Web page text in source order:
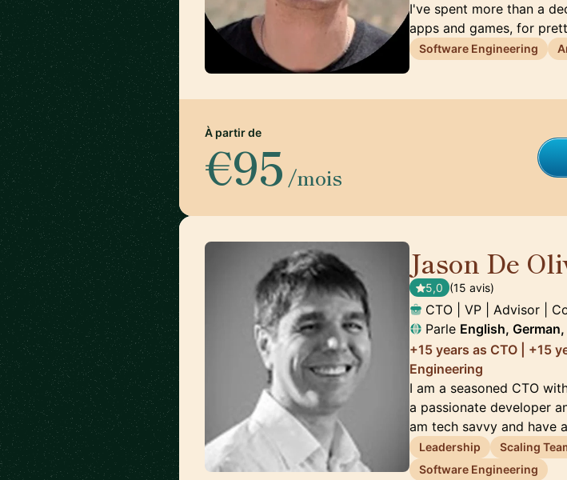
I've spent more than a
apps and games, for
Software Engineering
À partir de
€95 /mois
Jason De
5,0 (15 avis)
CTO | VP | Advisor |
Parle English,
+15 years as CTO | +15
Engineering
I am a seasoned CTO
a passionate developer
am tech savvy and have
Leadership Scaling
Software Engineering